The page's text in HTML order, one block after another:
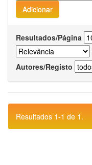
Resultados/Página
Autores/Registo
Resultados 1-1 de 1.